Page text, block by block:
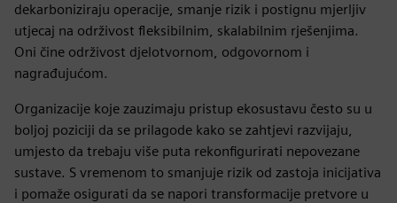
dekarboniziraju operacije, smanje rizik i postignu mjerljiv
utjecaj na održivost fleksibilnim, skalabilnim rješenjima.
Oni čine održivost djelotvornom, odgovornom i
nagrađujućom.
Organizacije koje zauzimaju pristup ekosustavu često su u
boljoj poziciji da se prilagode kako se zahtjevi razvijaju,
umjesto da trebaju više puta rekonfigurirati nepovezane
sustave. S vremenom to smanjuje rizik od zastoja inicijativa
i pomaže osigurati da se napori transformacije pretvore u